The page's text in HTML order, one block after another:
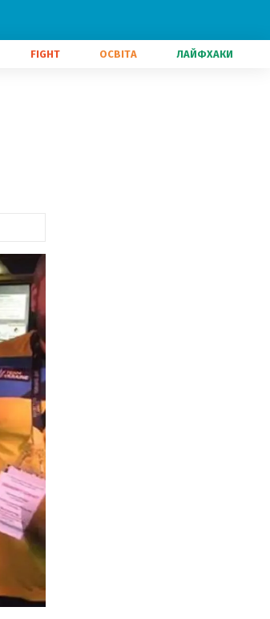
FIGHT ОСВІТА ЛАЙФХАКИ